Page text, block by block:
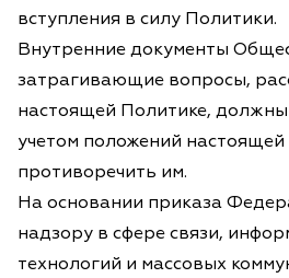
вступления в силу Политики.
Внутренние документы
затрагивающие вопросы,
настоящей Политике,
учетом положений
противоречить им.
На основании приказа
надзору в сфере связи,
технологий и массовых